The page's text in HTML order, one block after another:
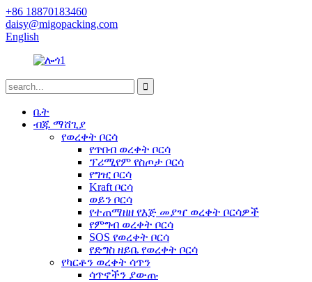
+86 18870183460
daisy@migopacking.com
English
ቤት
ብጁ ማሸጊያ
የወረቀት ቦርሳ
የጥበብ ወረቀት ቦርሳ
ፕሪሚየም የስጦታ ቦርሳ
የግዢ ቦርሳ
Kraft ቦርሳ
ወይን ቦርሳ
የተጠማዘዘ የእጅ መያዣ ወረቀት ቦርሳዎች
የምግብ ወረቀት ቦርሳ
SOS የወረቀት ቦርሳ
የድግስ ዘይቤ የወረቀት ቦርሳ
የካርቶን ወረቀት ሳጥን
ሳጥኖችን ያውጡ